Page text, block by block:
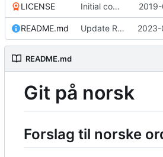
LICENSE Initial commit
README.md Update README.md
README.md
Git på norsk
Forslag til norske